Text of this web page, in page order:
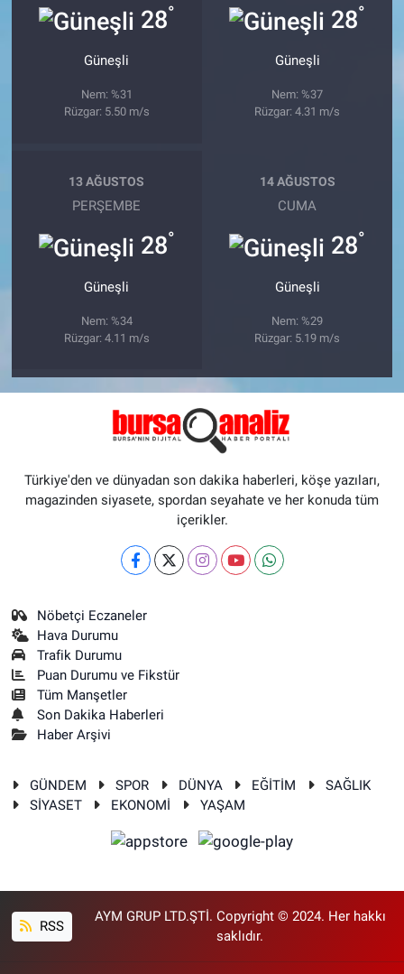
28°
Güneşli
Nem: %31
Rüzgar: 5.50 m/s
28°
Güneşli
Nem: %37
Rüzgar: 4.31 m/s
13 AĞUSTOS
PERŞEMBE
28°
Güneşli
Nem: %34
Rüzgar: 4.11 m/s
14 AĞUSTOS
CUMA
28°
Güneşli
Nem: %29
Rüzgar: 5.19 m/s
Türkiye'den ve dünyadan son dakika haberleri, köşe yazıları,
magazinden siyasete, spordan seyahate ve her konuda tüm
içerikler.
Nöbetçi Eczaneler
Hava Durumu
Trafik Durumu
Puan Durumu ve Fikstür
Tüm Manşetler
Son Dakika Haberleri
Haber Arşivi
GÜNDEM SPOR DÜNYA EĞİTİM
SAĞLIK
SİYASET
EKONOMİ YAŞAM
RSS
AYM GRUP LTD.ŞTİ. Copyright © 2024. Her hakkı
saklıdır.